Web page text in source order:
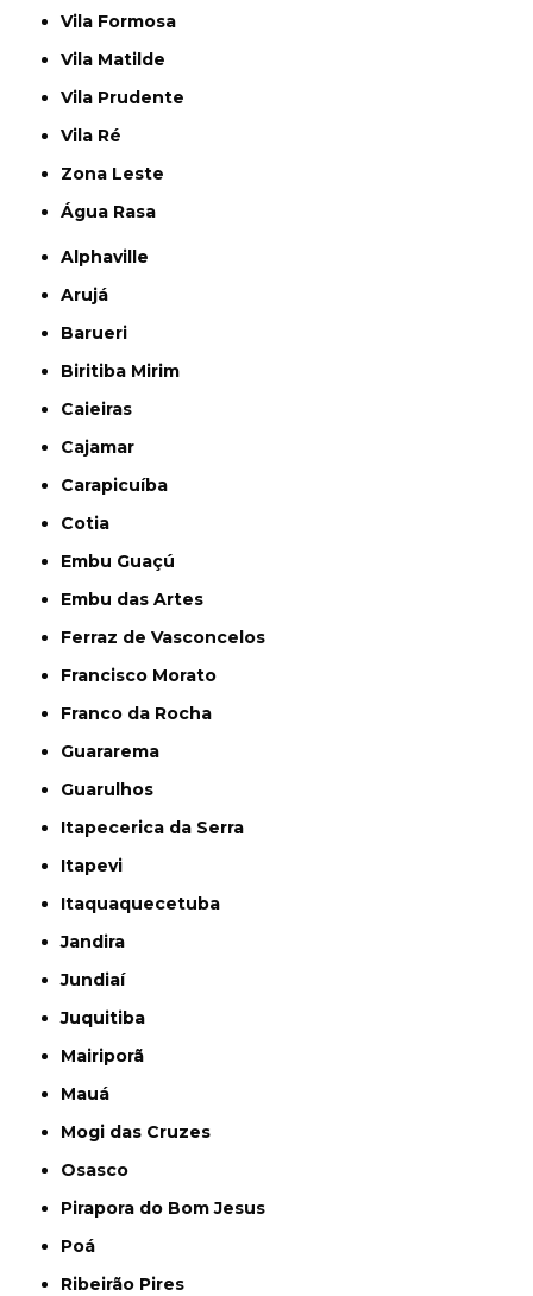
Vila Formosa
Vila Matilde
Vila Prudente
Vila Ré
Zona Leste
Água Rasa
Alphaville
Arujá
Barueri
Biritiba Mirim
Caieiras
Cajamar
Carapicuíba
Cotia
Embu Guaçú
Embu das Artes
Ferraz de Vasconcelos
Francisco Morato
Franco da Rocha
Guararema
Guarulhos
Itapecerica da Serra
Itapevi
Itaquaquecetuba
Jandira
Jundiaí
Juquitiba
Mairiporã
Mauá
Mogi das Cruzes
Osasco
Pirapora do Bom Jesus
Poá
Ribeirão Pires